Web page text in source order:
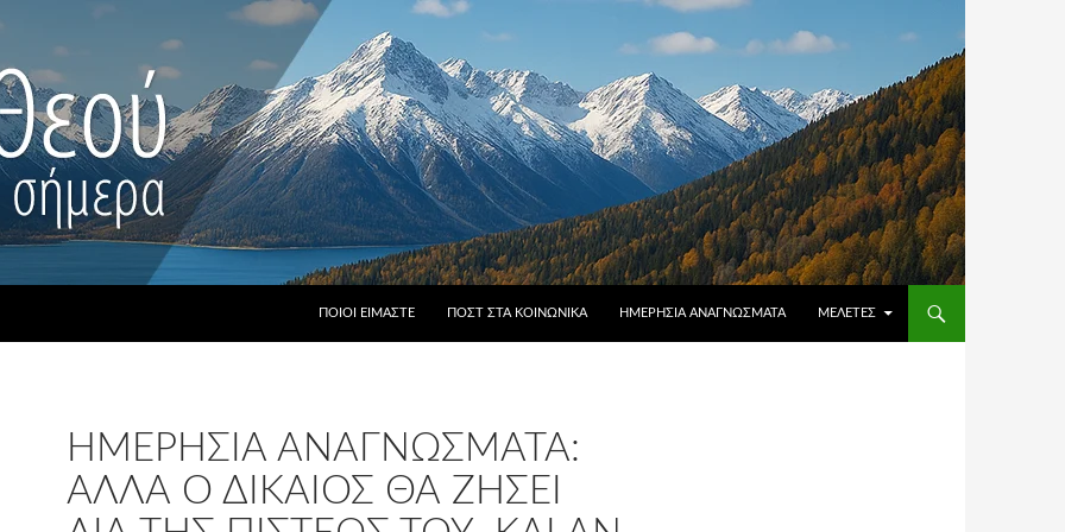
ΠΟΙΟΙ ΕΊΜΑΣΤΕ ΠΟΣΤ ΣΤΑ ΚΟΙΝΩΝΙΚΆ ΗΜΕΡΉΣΙΑ ΑΝΑΓΝΏΣΜΑΤΑ ΜΕΛΈΤΕΣ
ΗΜΕΡΉΣΙΑ ΑΝΑΓΝΏΣΜΑΤΑ:
ΑΛΛΆ Ο ΔΊΚΑΙΟΣ ΘΑ ΖΉΣΕΙ